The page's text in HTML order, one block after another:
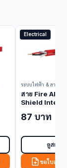
Electrical
ระบบไฟฟ้า & สายสั
สาย Fire
Shield
Grade CB-
(Shielded))
87 บาท
ดูสเปก
ขอใบเสน